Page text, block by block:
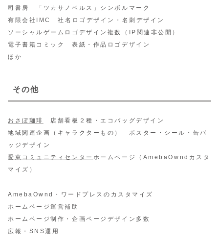
司書房 「ツカサノベルス」シンボルマーク
有限会社IMC 社名ロゴデザイン・名刺デザイン
ソーシャルゲームロゴデザイン複数（IP関連非公開）
電子書籍コミック 表紙・作品ロゴデザイン
ほか
その他
おさぼ珈琲
店舗看板２種・エコバッグデザイン
地域関連企画（キャラクターもの） ポスター・シール・缶バ
ッジデザイン
愛東コミュニティセンター ホームページ（AmebaOwndカスタ
マイズ）
AmebaOwnd・ワードプレスのカスタマイズ
ホームページ運営補助
ホームページ制作・企画ページデザイン多数
広報・SNS運用